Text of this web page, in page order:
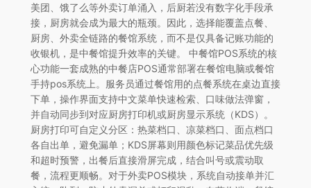
美团、饿了么等外卖订单涌入，后厨若没有数字化手段承
接，厨房就会成为最大的瓶颈。因此，选择能覆盖点餐、
厨房、外卖全链路的餐馆系统，而不是仅具备记账功能的
收银机，是中餐馆提升效率的关键。 中餐馆POS系统的核
心功能一套成熟的中餐店POS通常部署在餐馆电脑或餐馆
手持pos系统上。服务员通过餐馆用的点餐系统在桌边直接
下单，操作界面支持中文菜单快速检索、口味做法弹窗，
并自动同步到对应厨房打印机或厨房显示系统（KDS）。
厨房打印可自定义分区：热菜档口、凉菜档口、面点档口
各自出单，避免漏单；KDS屏幕则用颜色标记菜品优先级
和超时预警，出餐后直接滑屏完成，结合叫号或震动取
餐，流程更顺畅。对于外卖POS模块，系统自动接单并汇